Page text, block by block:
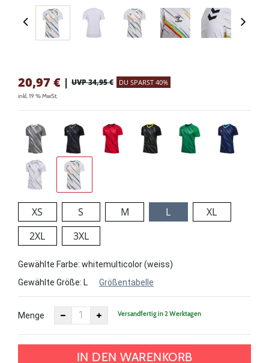
20,97 € | UVP 34,95 € DU SPARST 40%
inkl. 19 % MwSt.
XS S M L
XL
2XL
3XL
Gewählte Farbe: whitemulticolor (weiss)
Gewählte Größe: L Größentabelle
Menge Versandfertig in 2 Werktagen
IN DEN WARENKORB